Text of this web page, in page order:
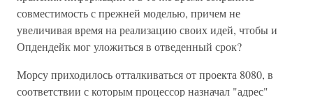
совместимость с прежней моделью, причем не
увеличивая время на реализацию своих идей, чтобы и
Опдендейк мог уложиться в отведенный срок?
Морсу приходилось отталкиваться от проекта 8080, в
соответствии с которым процессор назначал "адрес"